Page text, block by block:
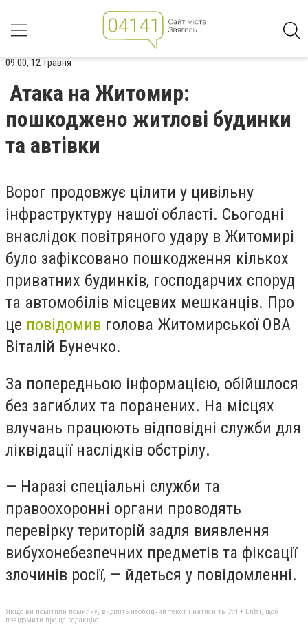
09:00, 12 травня
Атака на Житомир:
пошкоджено житлові будинки
та автівки
Ворог продовжує цілити у цивільну
інфраструктуру нашої області. Сьогодні
внаслідок повітряного удару в Житомирі
було зафіксовано пошкодження кількох
приватних будинків, господарчих споруд
та автомобілів місцевих мешканців. Про
це повідомив голова Житомирської ОВА
Віталій Бунечко.
За попередньою інформацією, обійшлося
без загиблих та поранених. На місцях
влучань працюють відповідні служби для
ліквідації наслідків обстрілу.
— Наразі спеціальні служби та
правоохоронні органи проводять
перевірку територій задля виявлення
вибухонебезпечних предметів та фіксації
злочинів росії, — йдеться у повідомленні.
Якщо ви помітили помилку, виділіть необхідний текст і натисніть Ctrl + Enter, щоб
повідомити про це редакцію